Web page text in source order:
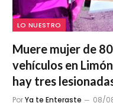
LO NUESTRO
Muere mujer de
vehículos en
hay tres
PorYa te Enteraste 08/